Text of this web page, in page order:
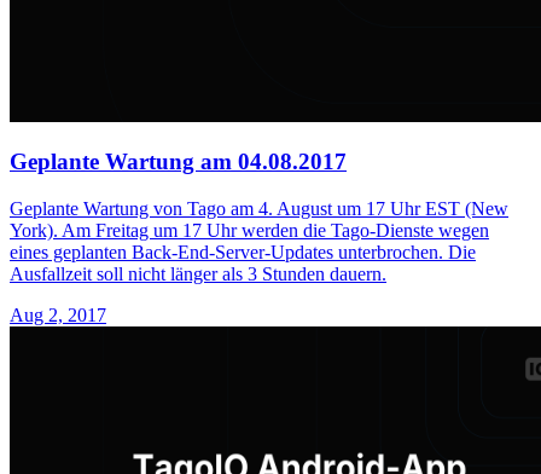
Geplante Wartung am 04.08.2017
Geplante Wartung von Tago am 4. August um 17 Uhr EST (New
York). Am Freitag um 17 Uhr werden die Tago-Dienste wegen
eines geplanten Back-End-Server-Updates unterbrochen. Die
Ausfallzeit soll nicht länger als 3 Stunden dauern.
Aug 2, 2017